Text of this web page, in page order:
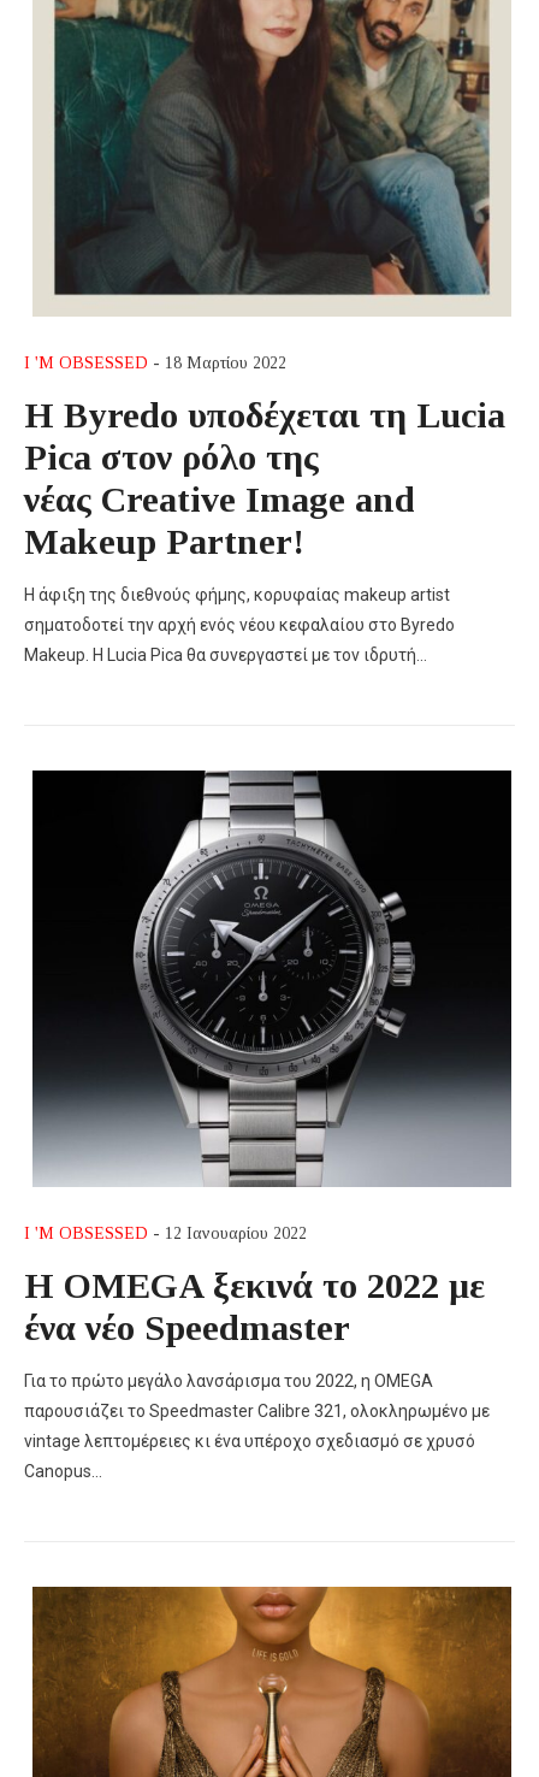
I 'M OBSESSED - 18 Μαρτίου 2022
Η Byredo υποδέχεται τη Lucia
Pica στον ρόλο της
νέας Creative Image and
Makeup Partner!
Η άφιξη της διεθνούς φήμης, κορυφαίας makeup artist
σηματοδοτεί την αρχή ενός νέου κεφαλαίου στο Byredo
Makeup. H Lucia Pica θα συνεργαστεί με τον ιδρυτή…
I 'M OBSESSED - 12 Ιανουαρίου 2022
Η OMEGA ξεκινά το 2022 με
ένα νέο Speedmaster
Για το πρώτο μεγάλο λανσάρισμα του 2022, η OMEGA
παρουσιάζει το Speedmaster Calibre 321, ολοκληρωμένο με
vintage λεπτομέρειες κι ένα υπέροχο σχεδιασμό σε χρυσό
Canopus…